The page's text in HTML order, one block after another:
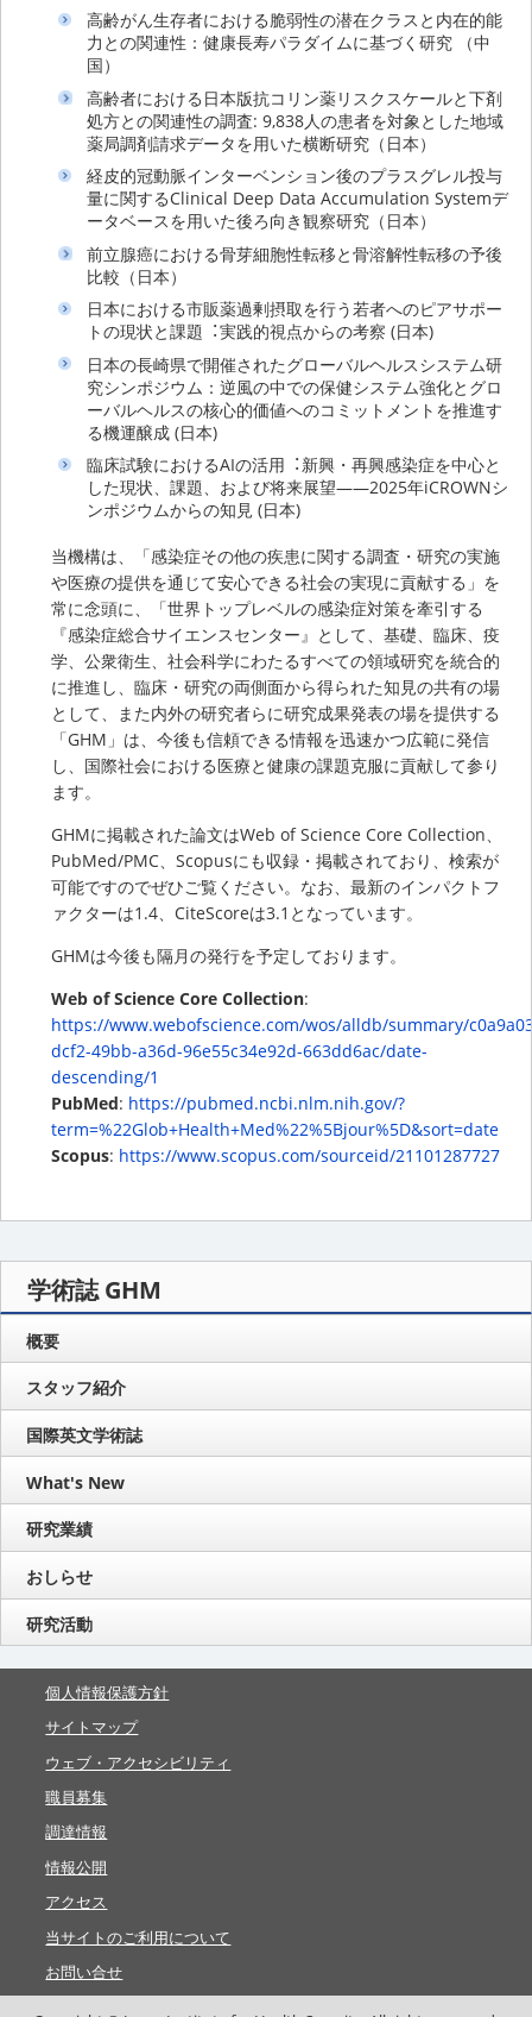
⾼齢がん⽣存者における脆弱性の潜在クラスと内在的能
⼒との関連性：健康⻑寿パラダイムに基づく研究 （中
国）
⾼齢者における⽇本版抗コリン薬リスクスケールと下剤
処⽅との関連性の調査: 9,838人の患者を対象とした地域
薬局調剤請求データを用いた横断研究（日本）
経⽪的冠動脈インターベンション後のプラスグレル投与
量に関するClinical Deep Data Accumulation Systemデ
ータベースを⽤いた後ろ向き観察研究（日本）
前⽴腺癌における⾻芽細胞性転移と⾻溶解性転移の予後
⽐較（日本）
⽇本における市販薬過剰摂取を⾏う若者へのピアサポー
トの現状と課題︓実践的視点からの考察 (日本)
⽇本の⻑崎県で開催されたグローバルヘルスシステム研
究シンポジウム：逆⾵の中での保健システム強化とグロ
ーバルヘルスの核⼼的価値へのコミットメントを推進す
る機運醸成 (日本)
臨床試験におけるAIの活⽤︓新興・再興感染症を中⼼と
した現状、課題、および将来展望――2025年iCROWNシ
ンポジウムからの知⾒ (日本)
当機構は、「感染症その他の疾患に関する調査・研究の実施
や医療の提供を通じて安心できる社会の実現に貢献する」を
常に念頭に、「世界トップレベルの感染症対策を牽引する
『感染症総合サイエンスセンター』として、基礎、臨床、疫
学、公衆衛生、社会科学にわたるすべての領域研究を統合的
に推進し、臨床・研究の両側面から得られた知見の共有の場
として、また内外の研究者らに研究成果発表の場を提供する
「GHM」は、今後も信頼できる情報を迅速かつ広範に発信
し、国際社会における医療と健康の課題克服に貢献して参り
ます。
GHMに掲載された論文はWeb of Science Core Collection、
PubMed/PMC、Scopusにも収録・掲載されており、検索が
可能ですのでぜひご覧ください。なお、最新のインパクトフ
ァクターは1.4、CiteScoreは3.1となっています。
GHMは今後も隔月の発行を予定しております。
Web of Science Core Collection:
https://www.webofscience.com/wos/alldb/summary/
dcf2-49bb-a36d-96e55c34e92d-663dd6ac/date-
descending/1
PubMed: https://pubmed.ncbi.nlm.nih.gov/?
term=%22Glob+Health+Med%22%5Bjour%5D&sort=date
Scopus: https://www.scopus.com/sourceid/21101287727
学術誌 GHM
概要
スタッフ紹介
国際英文学術誌
What's New
研究業績
おしらせ
研究活動
個人情報保護方針
サイトマップ
ウェブ・アクセシビリティ
職員募集
調達情報
情報公開
アクセス
当サイトのご利用について
お問い合せ